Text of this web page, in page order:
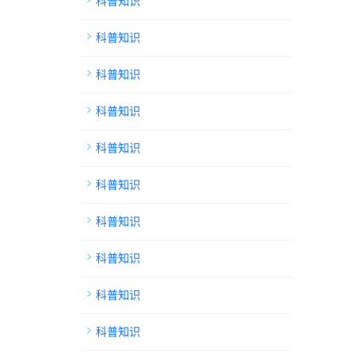
科普知识
科普知识
科普知识
科普知识
科普知识
科普知识
科普知识
科普知识
科普知识